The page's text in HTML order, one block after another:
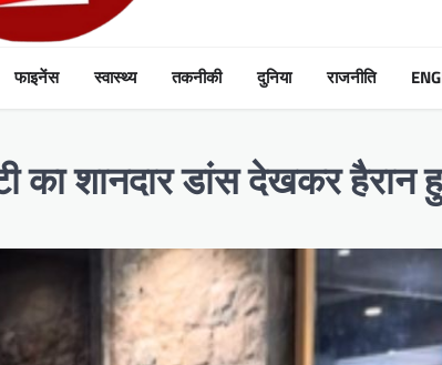
फाइनेंस स्वास्थ्य तकनीकी दुनिया राजनीति
का शानदार डांस देखकर